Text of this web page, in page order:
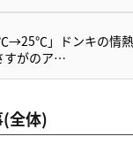
」ドンキの情
すがのア…
全体)